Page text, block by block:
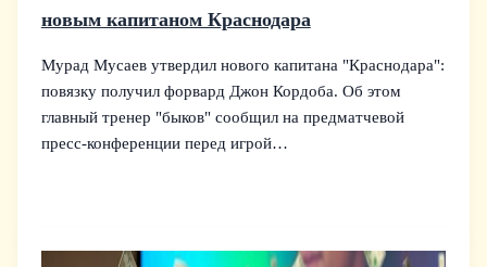
новым капитаном Краснодара
Мурад Мусаев утвердил нового капитана "Краснодара":
повязку получил форвард Джон Кордоба. Об этом
главный тренер "быков" сообщил на предматчевой
пресс‑конференции перед игрой…